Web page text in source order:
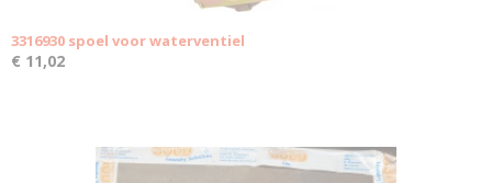
3316930 spoel voor waterventiel
€ 11,02